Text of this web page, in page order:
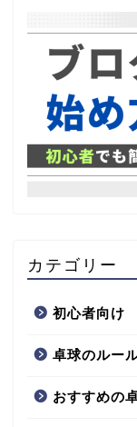
カテゴリー
初心者向け
卓球のルー
おすすめの